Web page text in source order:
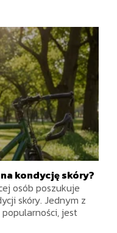
kondycję skóry?
osób poszukuje
skóry. Jednym z
jest